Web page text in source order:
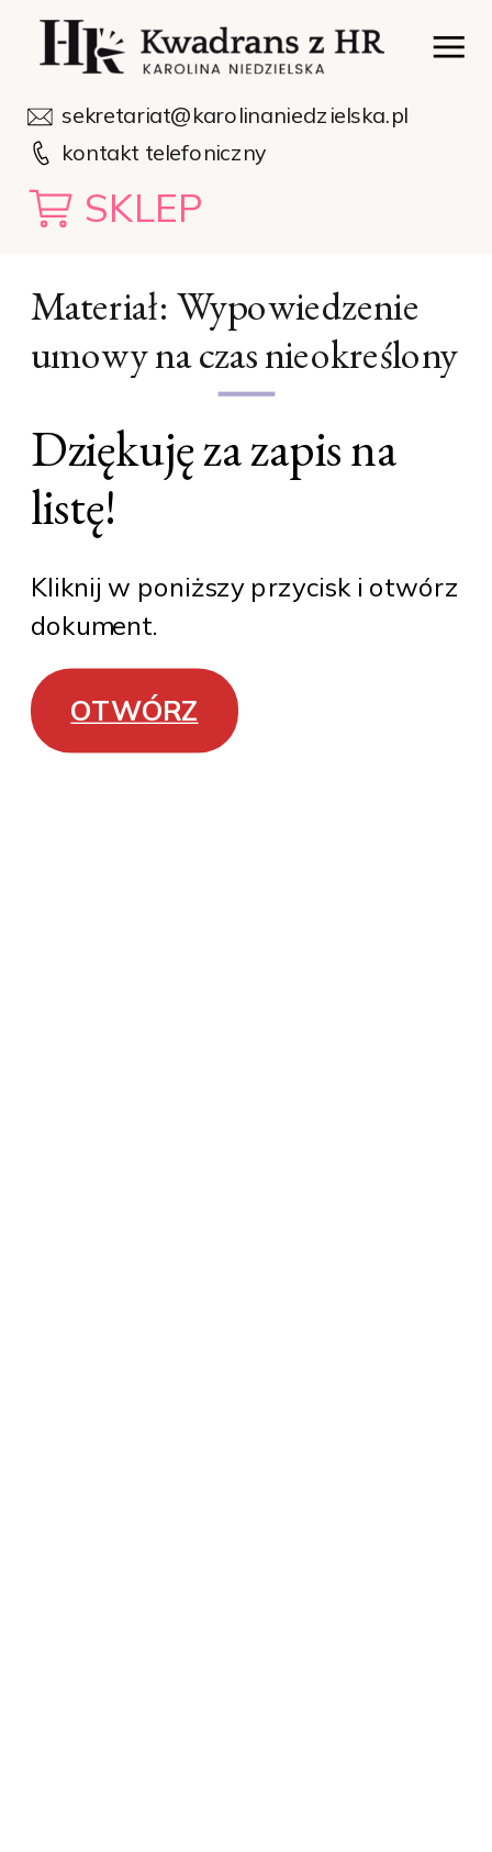
sekretariat@karolinaniedzielska.pl
kontakt telefoniczny
SKLEP
Materiał: Wypowiedzenie
umowy na czas nieokreślony
Dziękuję za zapis na
listę!
Kliknij w poniższy przycisk i otwórz
dokument.
OTWÓRZ